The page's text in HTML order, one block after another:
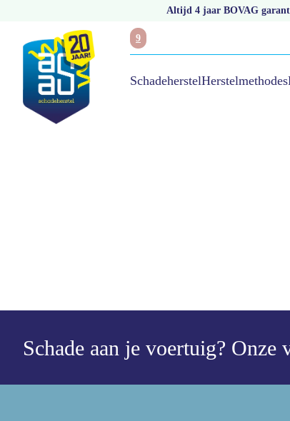
Altijd 4 jaar BOVAG
9
SchadeherstelHerstelmethodes
Schade aan je voertuig? Onze